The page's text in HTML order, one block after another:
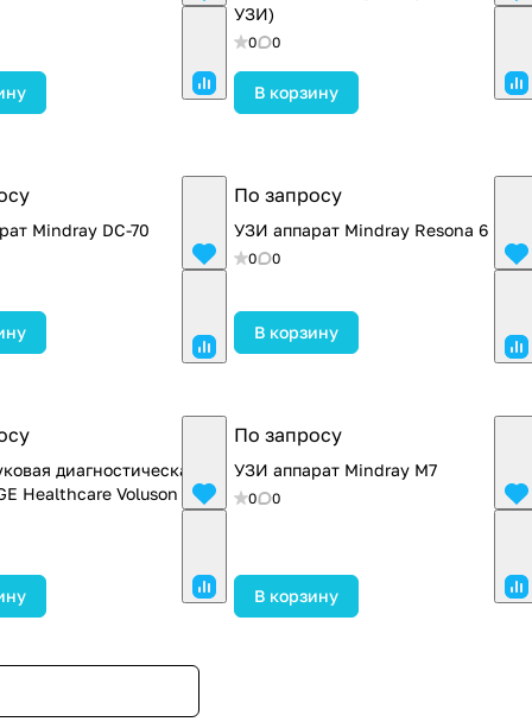
УЗИ)
0 0
В корзину
Mindray DC-70
По запросу
УЗИ аппарат Mindray Resona 6
0 0
В корзину
диагностическая
Healthcare Voluson E6
По запросу
УЗИ аппарат Mindray M7
0 0
В корзину